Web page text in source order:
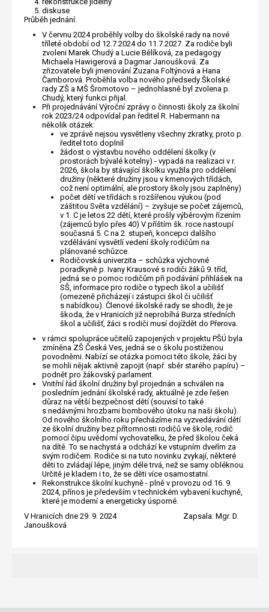
diskuse
Průběh jednání:
V červnu 2024 proběhly volby do školské rady na nové
tříleté období od 12.7.2024 do 11.7.2027. Za rodiče byli
zvoleni Marek Chudý a Lucie Bělíková, za pedagogy
Michaela Hawigerová a Dagmar Janoušková. Za
zřizovatele byli jmenování Zuzana Foltýnová a Hana
Čamborová. Proběhla volba nového předsedy Školské
rady ZŠ a MŠ Šromotovo – jednohlasně byl zvolena p.
Chudý, který funkci přijal.
Při projednávání Výroční zprávy o činnosti školy za školní
rok 2023/24 odpovídal pan ředitel R. Habermann na
několik otázek:
ve zprávě nejsou vysvětleny všechny zkratky, proto p.
ředitel toto doplnil
žádost o výstavbu nového oddělení školky (v
prostorách bývalé kotelny) - vypadá na realizaci v r.
2026, škola by stávající školku využila pro oddělení
družiny (některé družiny jsou v kmenových třídách,
což není optimální, ale prostory školy jsou zaplněny)
počet dětí ve třídách s rozšířenou výukou (pod
záštitou Světa vzdělání) – zvyšuje se počet zájemců,
v 1. C je letos 22 dětí, které prošly výběrovým řízením
(zájemců bylo přes 40) V příštím šk. roce nastoupí
současná 5. C na 2. stupeň, koncepci dalšího
vzdělávání vysvětlí vedení školy rodičům na
plánované schůzce.
Rodičovská univerzita – schůzka výchovné
poradkyně p. Ivany Krausové s rodiči žáků 9. tříd,
jedná se o pomoc rodičům při podávání přihlášek na
SŠ, informace pro rodiče o typech škol a učilišť
(omezeně přicházejí i zástupci škol či učilišť
s nabídkou). Členové školské rady se shodli, že je
škoda, že v Hranicích již neprobíhá Burza středních
škol a učilišť, žáci s rodiči musí dojíždět do Přerova.
v rámci spolupráce učitelů zapojených v projektu PŠÚ byla
zmíněna ZŠ Česká Ves, jedná se o školu postiženou
povodněmi. Nabízí se otázka pomoci této škole, žáci by
se mohli nějak aktivně zapojit (např. sběr starého papíru) –
podnět pro žákovský parlament.
Vnitřní řád školní družiny byl projednán a schválen na
posledním jednání školské rady, aktuálně je zde řešen
důraz na větší bezpečnost dětí (souvisí to také
s nedávnými hrozbami bombového útoku na naši školu).
Od nového školního roku přecházíme na vyzvedávání dětí
ze školní družiny bez přítomnosti rodičů ve škole, rodič
pomocí čipu uvědomí vychovatelku, že před školou čeká
na dítě. To se nachystá a odchází ke vstupním dveřím za
svým rodičem. Rodiče si na tuto novinku zvykají, některé
děti to zvládají lépe, jiným déle trvá, než se samy obléknou.
Určitě je kladem i to, že se děti více osamostatní.
Rekonstrukce školní kuchyně - plně v provozu od 16. 9.
2024, přínos je především v technickém vybavení kuchyně,
které je moderní a energeticky úsporné.
V Hranicích dne 29. 9. 2024 Zapsala: Mgr. D.
Janoušková